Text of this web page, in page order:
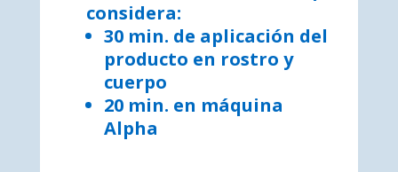
considera:
30 min. de aplicación del
producto en rostro y
cuerpo
20 min. en máquina
Alpha